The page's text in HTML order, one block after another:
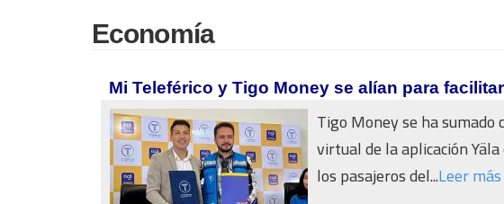
Economía
Mi Teleférico y Tigo Money se alían para
Tigo Money se ha
virtual de la aplicación
los pasajeros del...Leer más